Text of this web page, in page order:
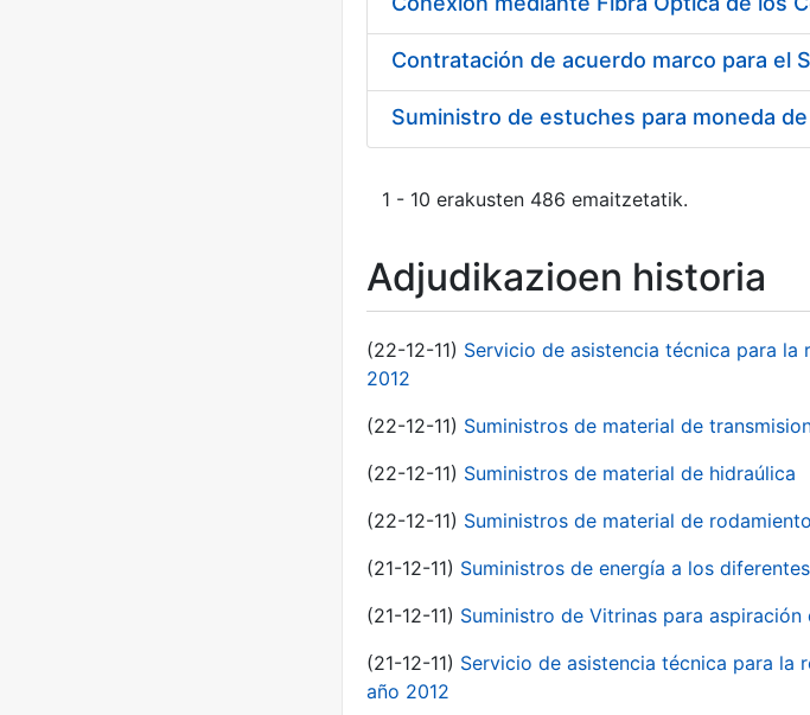
Suministro de estuches para moneda
1 - 10 erakusten 486 emaitzetatik.
Adjudikazioen historia
(22-12-11) Servicio de asistencia técnica para la
2012
(22-12-11) Suministros de material de
(22-12-11) Suministros de material de hidraúlica
(22-12-11) Suministros de material de
(21-12-11) Suministros de energía a los
(21-12-11) Suministro de Vitrinas para aspiración
(21-12-11) Servicio de asistencia técnica para la
año 2012